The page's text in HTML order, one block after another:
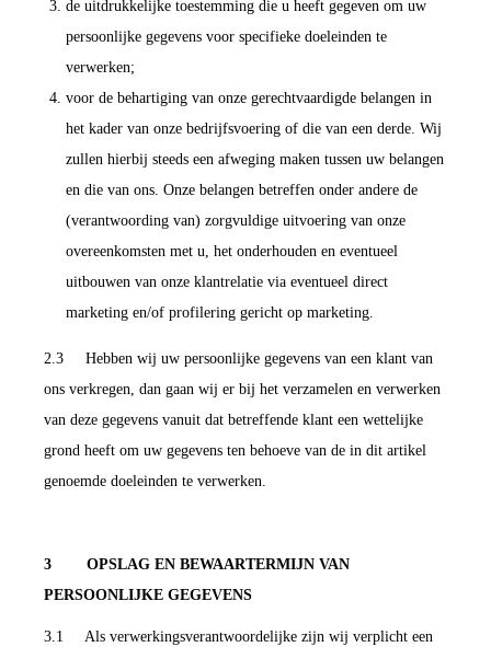
de uitdrukkelijke toestemming die u heeft gegeven om uw
persoonlijke gegevens voor specifieke doeleinden te
verwerken;
voor de behartiging van onze gerechtvaardigde belangen in
het kader van onze bedrijfsvoering of die van een derde. Wij
zullen hierbij steeds een afweging maken tussen uw belangen
en die van ons. Onze belangen betreffen onder andere de
(verantwoording van) zorgvuldige uitvoering van onze
overeenkomsten met u, het onderhouden en eventueel
uitbouwen van onze klantrelatie via eventueel direct
marketing en/of profilering gericht op marketing.
2.3 Hebben wij uw persoonlijke gegevens van een klant van
ons verkregen, dan gaan wij er bij het verzamelen en verwerken
van deze gegevens vanuit dat betreffende klant een wettelijke
grond heeft om uw gegevens ten behoeve van de in dit artikel
genoemde doeleinden te verwerken.
3 OPSLAG EN BEWAARTERMIJN VAN
PERSOONLIJKE GEGEVENS
3.1 Als verwerkingsverantwoordelijke zijn wij verplicht een